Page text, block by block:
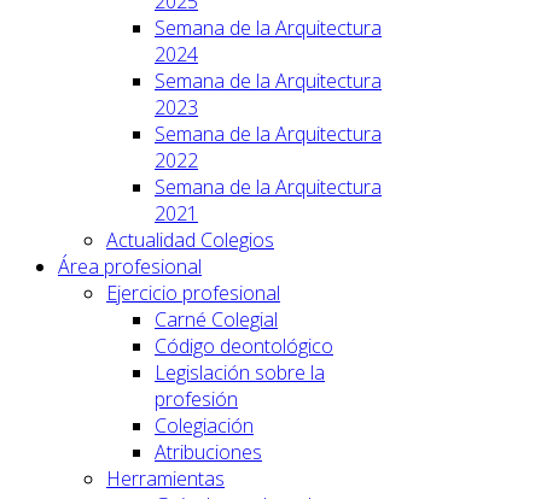
Semana de la Arquitectura
2024
Semana de la Arquitectura
2023
Semana de la Arquitectura
2022
Semana de la Arquitectura
2021
Actualidad Colegios
Área profesional
Ejercicio profesional
Carné Colegial
Código deontológico
Legislación sobre la
profesión
Colegiación
Atribuciones
Herramientas